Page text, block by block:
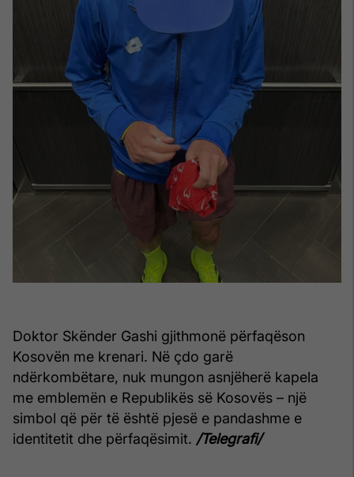
Doktor Skënder Gashi gjithmonë përfaqëson
Kosovën me krenari. Në çdo garë
ndërkombëtare, nuk mungon asnjëherë kapela
me emblemën e Republikës së Kosovës – një
simbol që për të është pjesë e pandashme e
identitetit dhe përfaqësimit. /Telegrafi/